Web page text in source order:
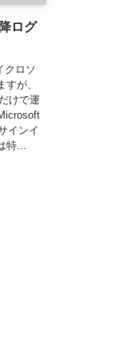
ログ
クロソ
が、
けで運
インイ
...